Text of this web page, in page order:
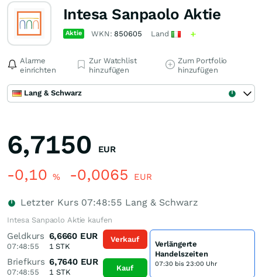
Intesa Sanpaolo Aktie
Aktie WKN: 850605 Land
Alarme
einrichten
Zur Watchlist
hinzufügen
Zum Portfolio
hinzufügen
Lang & Schwarz
6,7150 EUR
-0,10 % -0,0065 EUR
Letzter Kurs 07:48:55 Lang & Schwarz
Intesa Sanpaolo Aktie kaufen
Geldkurs
07:48:55
6,6660 EUR
1 STK
Briefkurs
07:48:55
6,7640 EUR
1 STK
Verkauf
Kauf
Verlängerte
Handelszeiten
07:30 bis 23:00 Uhr